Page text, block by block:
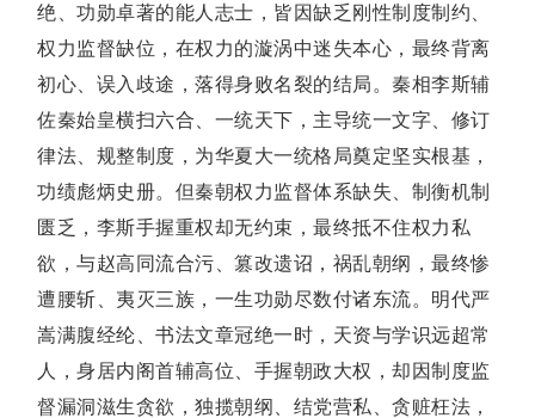
绝、功勋卓著的能人志士，皆因缺乏刚性制度制约、
权力监督缺位，在权力的漩涡中迷失本心，最终背离
初心、误入歧途，落得身败名裂的结局。秦相李斯辅
佐秦始皇横扫六合、一统天下，主导统一文字、修订
律法、规整制度，为华夏大一统格局奠定坚实根基，
功绩彪炳史册。但秦朝权力监督体系缺失、制衡机制
匮乏，李斯手握重权却无约束，最终抵不住权力私
欲，与赵高同流合污、篡改遗诏，祸乱朝纲，最终惨
遭腰斩、夷灭三族，一生功勋尽数付诸东流。明代严
嵩满腹经纶、书法文章冠绝一时，天资与学识远超常
人，身居内阁首辅高位、手握朝政大权，却因制度监
督漏洞滋生贪欲，独揽朝纲、结党营私、贪赃枉法，